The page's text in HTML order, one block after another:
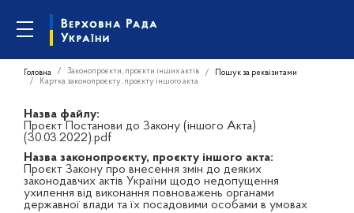
Головна Законопроєкти, проєкти інших актів
Пошук за реквізитами
Картка законопроєкту, проєкту іншого акта
Назва файлу:
Проєкт Постанови до Закону (іншого Акта)
(30.03.2022).pdf
Назва законопроєкту, проєкту іншого акта:
Проєкт Закону про внесення змін до деяких
законодавчих актів України щодо недопущення
ухилення від виконання повноважень органами
державної влади та їх посадовими особами в умовах